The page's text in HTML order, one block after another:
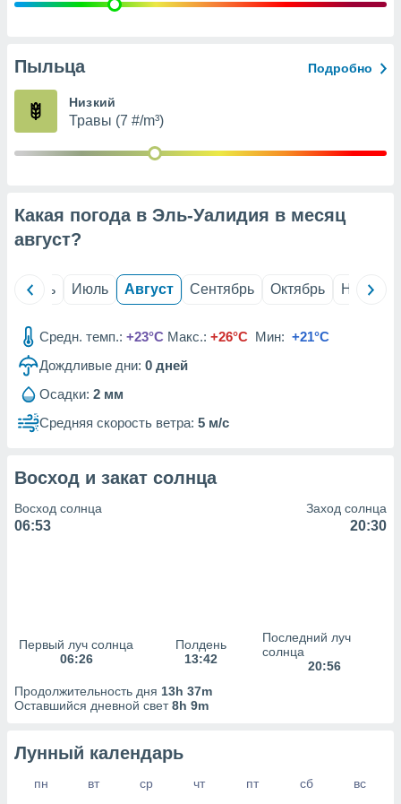
рекламы
сведения
1199
Пыльца Подробно
Низкий
Травы (7 #/m³)
Какая погода в Эль-Уалидия в месяц
август?
Июнь Июль Август Сентябрь Октябрь Ноябрь
Средн. темп.: +23°C Макс.: +26°C Мин: +21°C
Дождливые дни: 0 дней
Осадки: 2 мм
Средняя скорость ветра: 5 м/с
Восход и закат солнца
Восход солнца
06:53
Заход солнца
20:30
Первый луч солнца
06:26
Полдень
13:42
Последний луч
солнца
20:56
Продолжительность дня 13h 37m
Оставшийся дневной свет8h 9m
Лунный календарь
пн вт ср чт пт сб
вс